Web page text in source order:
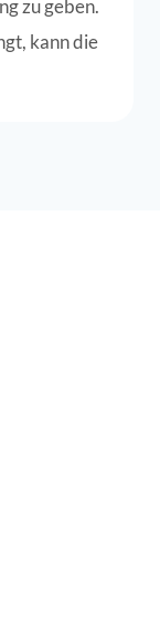
zu geben.
kann die